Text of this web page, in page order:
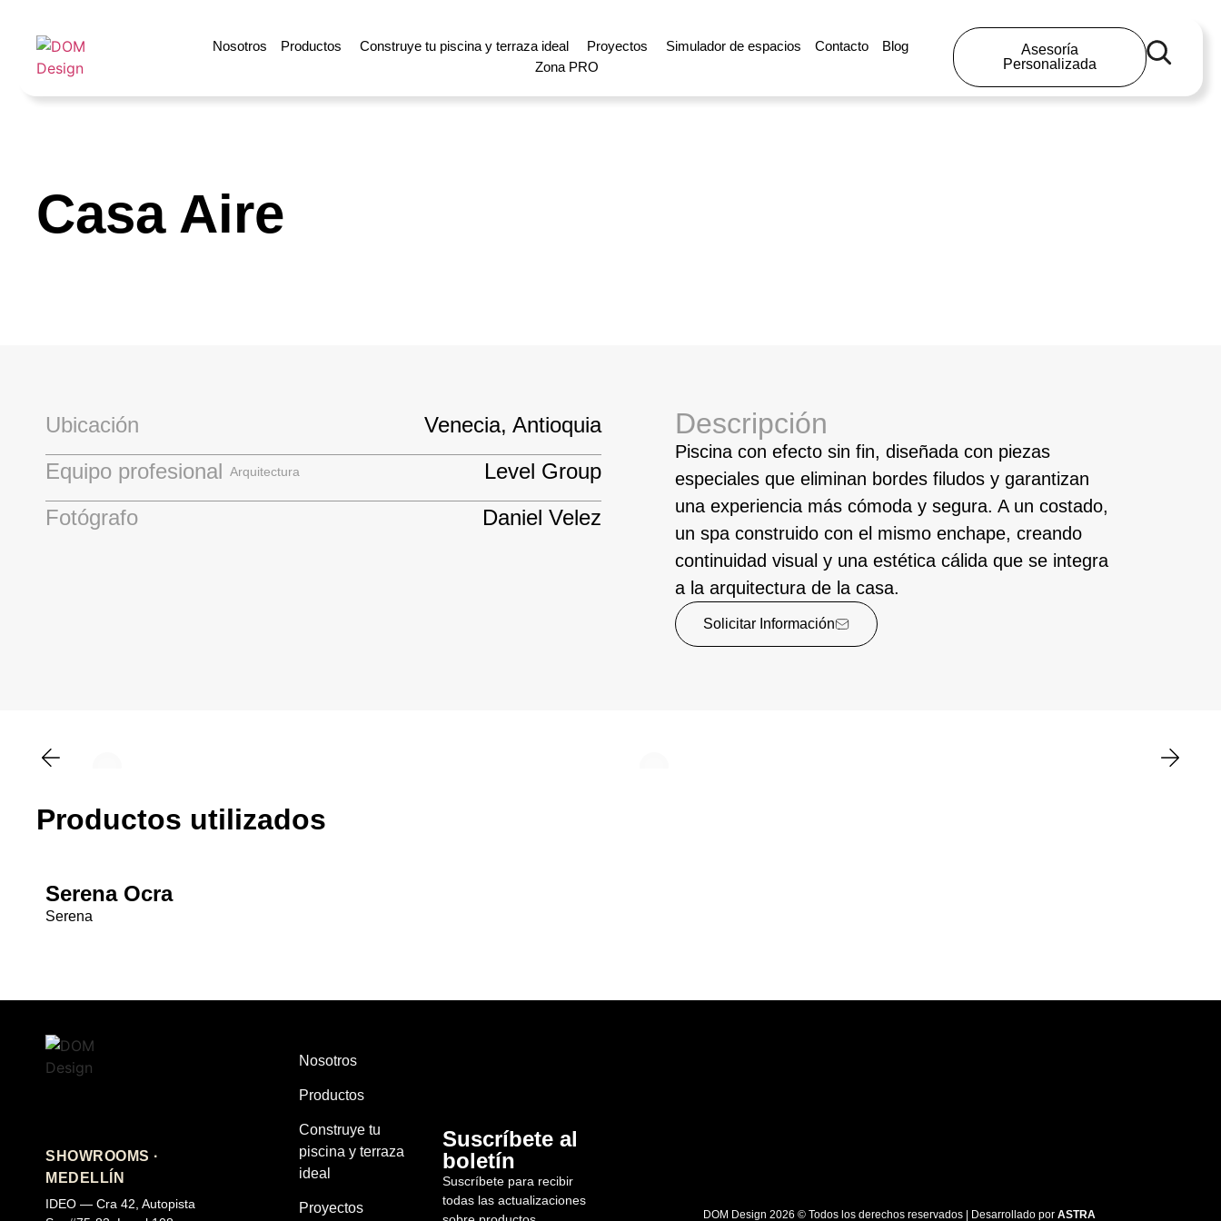
Nosotros Productos Construye tu piscina y terraza ideal Proyectos Simulador de espacios Contacto
Blog
Zona PRO
Asesoría
Personalizada
Casa Aire
Ubicación
Venecia, Antioquia
Equipo profesional Arquitectura
Level Group
Fotógrafo
Daniel Velez
Descripción
Piscina con efecto sin fin, diseñada con piezas
especiales que eliminan bordes filudos y garantizan
una experiencia más cómoda y segura. A un costado,
un spa construido con el mismo enchape, creando
continuidad visual y una estética cálida que se integra
a la arquitectura de la casa.
Solicitar Información
Productos utilizados
Serena Ocra
Serena
SHOWROOMS ·
MEDELLÍN
IDEO — Cra 42, Autopista
Nosotros
Productos
Construye tu
piscina y terraza
ideal
Proyectos
Suscríbete al
boletín
Suscríbete para recibir
todas las actualizaciones
DOM Design 2026 © Todos los derechos reservados | Desarrollado por ASTRA